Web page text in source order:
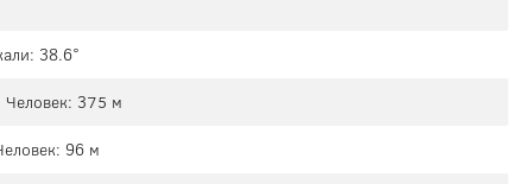
38.6°
Человек: 375 м
96 м